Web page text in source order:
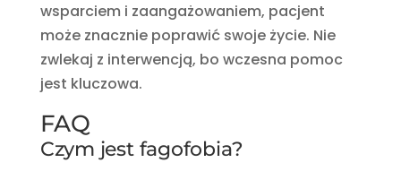
wsparciem i zaangażowaniem, pacjent
może znacznie poprawić swoje życie. Nie
zwlekaj z interwencją, bo wczesna pomoc
jest kluczowa.
FAQ
Czym jest fagofobia?